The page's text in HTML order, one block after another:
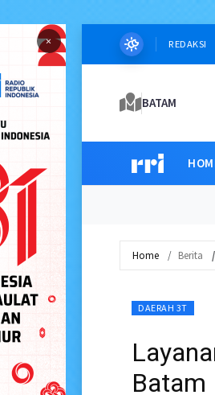
× REDAKSI
BATAM
Home Berita
DAERAH 3T
Batam